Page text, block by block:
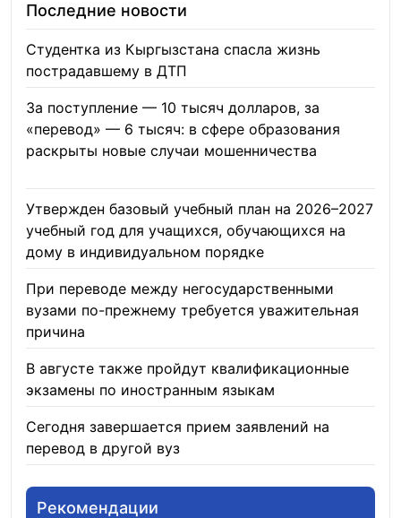
Последние новости
Студентка из Кыргызстана спасла жизнь
пострадавшему в ДТП
За поступление — 10 тысяч долларов, за
«перевод» — 6 тысяч: в сфере образования
раскрыты новые случаи мошенничества
Утвержден базовый учебный план на 2026–2027
учебный год для учащихся, обучающихся на
дому в индивидуальном порядке
При переводе между негосударственными
вузами по-прежнему требуется уважительная
причина
В августе также пройдут квалификационные
экзамены по иностранным языкам
Сегодня завершается прием заявлений на
перевод в другой вуз
Рекомендации